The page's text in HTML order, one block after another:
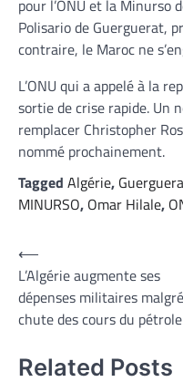
pour l’ONU et la Minurso
Polisario de Guerguerat,
contraire, le Maroc ne
L’ONU qui a appelé à la
sortie de crise rapide. Un
remplacer Christopher
nommé prochainement.
Tagged Algérie,
MINURSO, Omar Hilale,
Navigation
de
l’article
⟵
L’Algérie augmente ses
dépenses militaires
chute des cours du pétrole
Related Posts